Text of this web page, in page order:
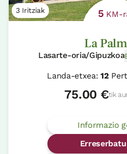
3 Iritziak 5 KM-
La
Lasarte-oria/Gipuzkoa
Landa-etxea:12
75.00 €tik
Informazio